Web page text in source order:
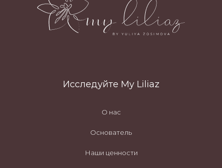
Исследуйте My Liliaz
О нас
Основатель
Наши ценности